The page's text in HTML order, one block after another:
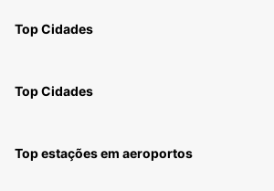
Top Cidades
Top Cidades
Top estações em aeroportos